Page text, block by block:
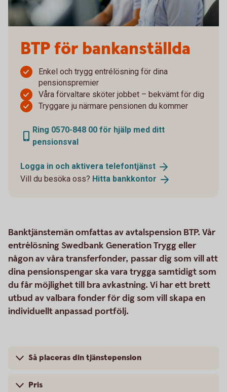
BTP för bankanställda
Enkel och trygg entrélösning för dina
pensionspremier
Våra förvaltare sköter jobbet – bekvämt för dig
Tryggare ju närmare pensionen du kommer
Ring 0570-848 00 för hjälp med ditt
pensionsval
Logga in och aktivera telefontjänst
Vill du besöka oss? Hitta bankkontor
Banktjänstemän omfattas av avtalspension BTP. Vår
entrélösning Swedbank Generation Trygg eller
någon av våra transferfonder, passar dig som vill att
dina pensionspengar ska vara trygga samtidigt som
du får möjlighet till bra avkastning. Vi har ett brett
utbud av valbara fonder för dig som vill skapa en
individuellt anpassad portfölj.
Så placeras din tjänstepension
Pris